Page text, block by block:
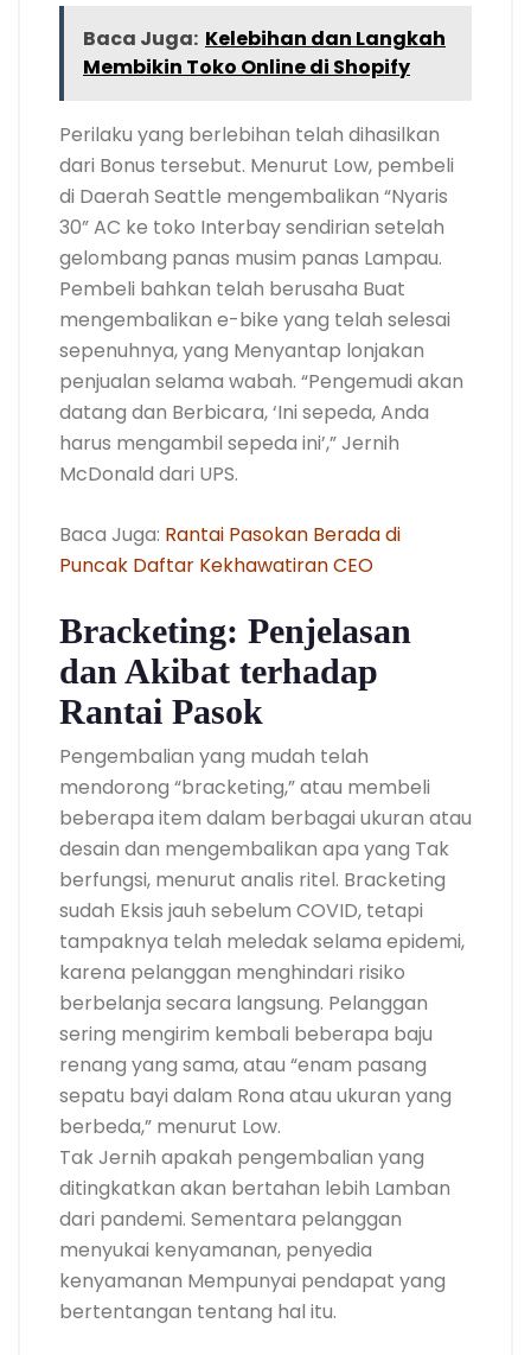
Baca Juga: Kelebihan dan Langkah
Membikin Toko Online di Shopify
Perilaku yang berlebihan telah dihasilkan
dari Bonus tersebut. Menurut Low, pembeli
di Daerah Seattle mengembalikan “Nyaris
30” AC ke toko Interbay sendirian setelah
gelombang panas musim panas Lampau.
Pembeli bahkan telah berusaha Buat
mengembalikan e-bike yang telah selesai
sepenuhnya, yang Menyantap lonjakan
penjualan selama wabah. “Pengemudi akan
datang dan Berbicara, ‘Ini sepeda, Anda
harus mengambil sepeda ini’,” Jernih
McDonald dari UPS.
Baca Juga: Rantai Pasokan Berada di
Puncak Daftar Kekhawatiran CEO
Bracketing: Penjelasan
dan Akibat terhadap
Rantai Pasok
Pengembalian yang mudah telah
mendorong “bracketing,” atau membeli
beberapa item dalam berbagai ukuran atau
desain dan mengembalikan apa yang Tak
berfungsi, menurut analis ritel. Bracketing
sudah Eksis jauh sebelum COVID, tetapi
tampaknya telah meledak selama epidemi,
karena pelanggan menghindari risiko
berbelanja secara langsung. Pelanggan
sering mengirim kembali beberapa baju
renang yang sama, atau “enam pasang
sepatu bayi dalam Rona atau ukuran yang
berbeda,” menurut Low.
Tak Jernih apakah pengembalian yang
ditingkatkan akan bertahan lebih Lamban
dari pandemi. Sementara pelanggan
menyukai kenyamanan, penyedia
kenyamanan Mempunyai pendapat yang
bertentangan tentang hal itu.